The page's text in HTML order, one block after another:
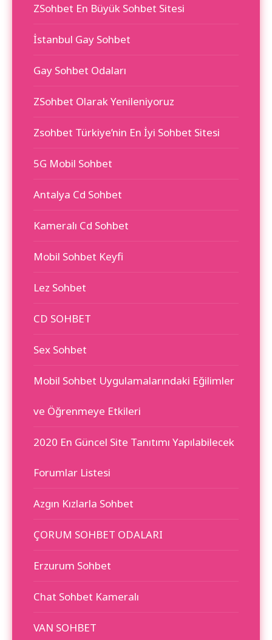
ZSohbet En Büyük Sohbet Sitesi
İstanbul Gay Sohbet
Gay Sohbet Odaları
ZSohbet Olarak Yenileniyoruz
Zsohbet Türkiye’nin En İyi Sohbet Sitesi
5G Mobil Sohbet
Antalya Cd Sohbet
Kameralı Cd Sohbet
Mobil Sohbet Keyfi
Lez Sohbet
CD SOHBET
Sex Sohbet
Mobil Sohbet Uygulamalarındaki Eğilimler
ve Öğrenmeye Etkileri
2020 En Güncel Site Tanıtımı Yapılabilecek
Forumlar Listesi
Azgın Kızlarla Sohbet
ÇORUM SOHBET ODALARI
Erzurum Sohbet
Chat Sohbet Kameralı
VAN SOHBET